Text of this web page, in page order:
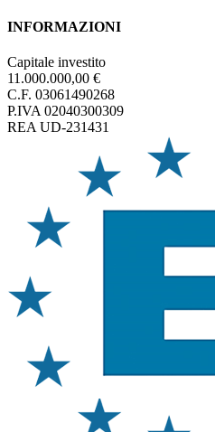
INFORMAZIONI
Capitale investito
11.000.000,00 €
C.F. 03061490268
P.IVA 02040300309
REA UD-231431